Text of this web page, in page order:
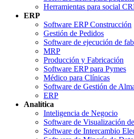
Herramientas para social
ERP
Software ERP Construcción
Gestión de Pedidos
Software de ejecución de
MRP
Producción y Fabricación
Software ERP para Pymes
Médico para Clínicas
Software de Gestión de
ERP
Analítica
Inteligencia de Negocio
Software de Visualización
Software de Intercambio